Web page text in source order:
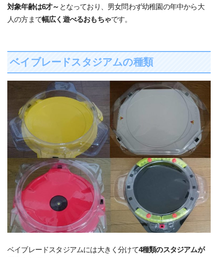
対象年齢は6才～ となっており、男女問わず幼稚園の年中から大
人の方まで幅広く遊べるおもちゃです。
ベイブレードスタジアムの種類
ベイブレードスタジアムには大きく分けて4種類のスタジアムが